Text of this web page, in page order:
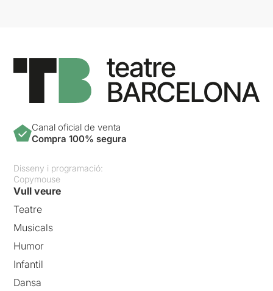
Canal oficial de venta
Compra 100% segura
Disseny i programació:
Copymouse
Vull veure
Teatre
Musicals
Humor
Infantil
Dansa